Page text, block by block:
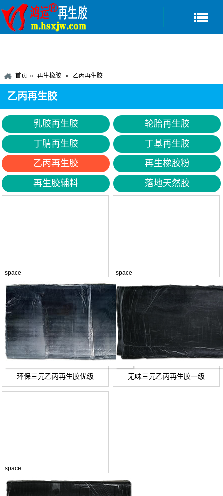
首页 再生橡胶 乙丙再生胶
乙丙再生胶
乳胶再生胶
轮胎再生胶
丁腈再生胶
丁基再生胶
乙丙再生胶
再生橡胶粉
再生胶辅料
落地天然胶
space
环保三元乙丙再生胶优级
space
无味三元乙丙再生胶一级
space